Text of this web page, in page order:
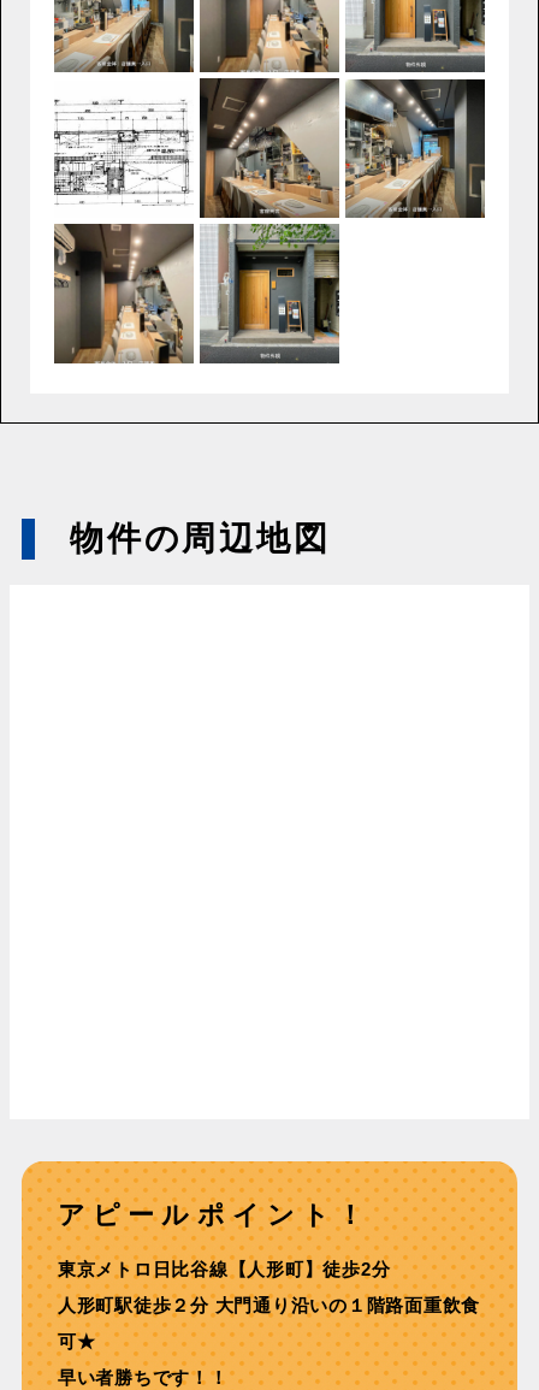
物件の周辺地図
アピールポイント！
東京メトロ⽇⽐⾕線【⼈形町】徒歩2分
⼈形町駅徒歩２分 ⼤⾨通り沿いの１階路⾯重飲⾷
可★
早い者勝ちです！！